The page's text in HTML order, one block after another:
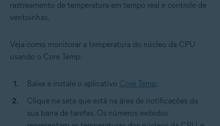
rastreamento de temperatura em tempo real e controle de
ventoinhas.
Veja como monitorar a temperatura do núcleo da CPU
usando o Core Temp:
Baixe e instale o aplicativo Core Temp.
Clique na seta que está na área de notificações da
sua barra de tarefas. Os números exibidos